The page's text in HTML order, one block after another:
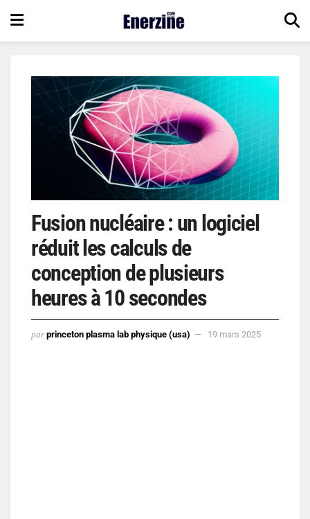
Fusion nucléaire : un logiciel
réduit les calculs de
conception de plusieurs
heures à 10 secondes
par princeton plasma lab physique (usa) 19 mars 2025